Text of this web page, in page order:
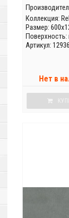
Коллекция:
Размер:
Поверхность:
Артикул: 12936
Нет в